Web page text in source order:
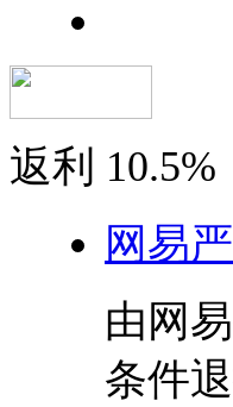
返利 10.5%
网易
由网
条件